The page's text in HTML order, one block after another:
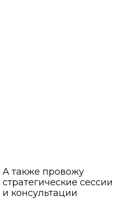
А также провожу
стратегические сессии
и консультации